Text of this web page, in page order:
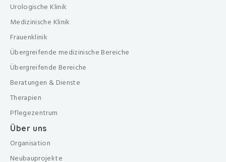
Urologische Klinik
Medizinische Klinik
Frauenklinik
Übergreifende medizinische Bereiche
Übergreifende Bereiche
Beratungen & Dienste
Therapien
Pflegezentrum
Über uns
Organisation
Neubauprojekte